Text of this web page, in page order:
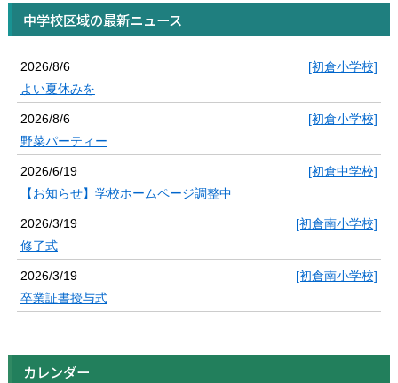
中学校区域の最新ニュース
2026/8/6
[初倉小学校]
よい夏休みを
2026/8/6
[初倉小学校]
野菜パーティー
2026/6/19
[初倉中学校]
【お知らせ】学校ホームページ調整中
2026/3/19
[初倉南小学校]
修了式
2026/3/19
[初倉南小学校]
卒業証書授与式
カレンダー